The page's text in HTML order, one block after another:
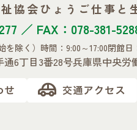
協会ひょうご仕事と
／ FAX：078-381-
を除く） 時間：9:00～17:00閉館日
6丁目3番28号兵庫県中央労